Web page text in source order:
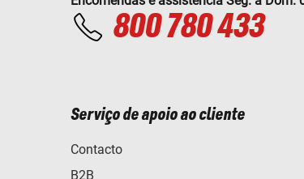
800 780 433
Serviço de apoio ao cliente
Contacto
B2B